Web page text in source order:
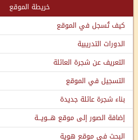
خريطة الموقع
كيف تُسجل في الموقع
الدورات التدريبية
التعريف عن شجرة العائلة
التسجيل في الموقع
بناء شجرة عائلة جديدة
إضافة الصور إلى موقع هـــويـــة
البحث في موقع هوية